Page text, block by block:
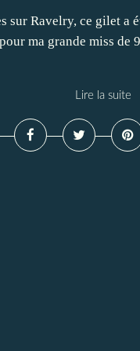
sur Ravelry, ce gilet a
ma grande miss de
Lire la suite